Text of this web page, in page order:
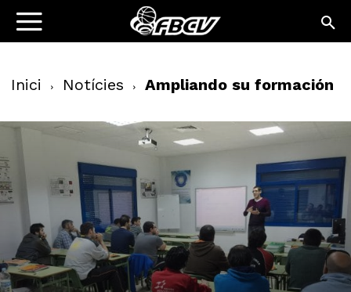
Inici Notícies Ampliando su formación